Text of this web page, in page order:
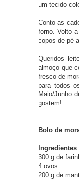
um tecido
Conto as
forno. Volto
copos de pé
Queridos
almoço que
fresco de
para todos
Maio/Junho
gostem!
Bolo de
Ingredientes
300 g de
4 ovos
200 g de